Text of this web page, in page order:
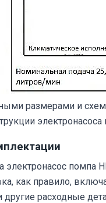
размерами и
электронасос помпа
как правило,
расходные